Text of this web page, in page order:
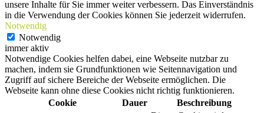
unsere Inhalte für Sie immer weiter verbessern. Das Einverständnis
in die Verwendung der Cookies können Sie jederzeit widerrufen.
Notwendig
Notwendig
immer aktiv
Notwendige Cookies helfen dabei, eine Webseite nutzbar zu
machen, indem sie Grundfunktionen wie Seitennavigation und
Zugriff auf sichere Bereiche der Webseite ermöglichen. Die
Webseite kann ohne diese Cookies nicht richtig funktionieren.
Cookie
Dauer Beschreibung